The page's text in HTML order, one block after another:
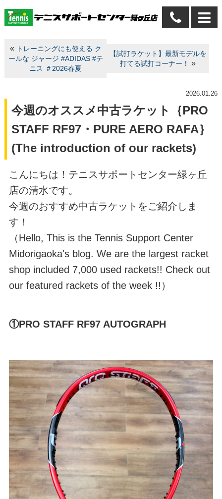
«
トレーニングにも使える ク
ールな ジャージ #ADIDAS #テ
ニス ＃2026春夏
【試打ラケット】最新モデルを
打てる試打コーナー！
»
2026.01.26
今週のオススメ中古ラケット｛PRO
STAFF RF97・PURE AERO RAFA｝
(The introduction of our rackets)
こんにちは！テニスサポートセンター緑ヶ丘
店の清水です。
今週のおすすめ中古ラケットをご紹介しま
す！
（Hello, This is the Tennis Support Center
Midorigaoka's blog. We are the largest racket
shop included 7,000 used rackets!! Check out
our featured rackets of the week !!）
①PRO STAFF RF97 AUTOGRAPH